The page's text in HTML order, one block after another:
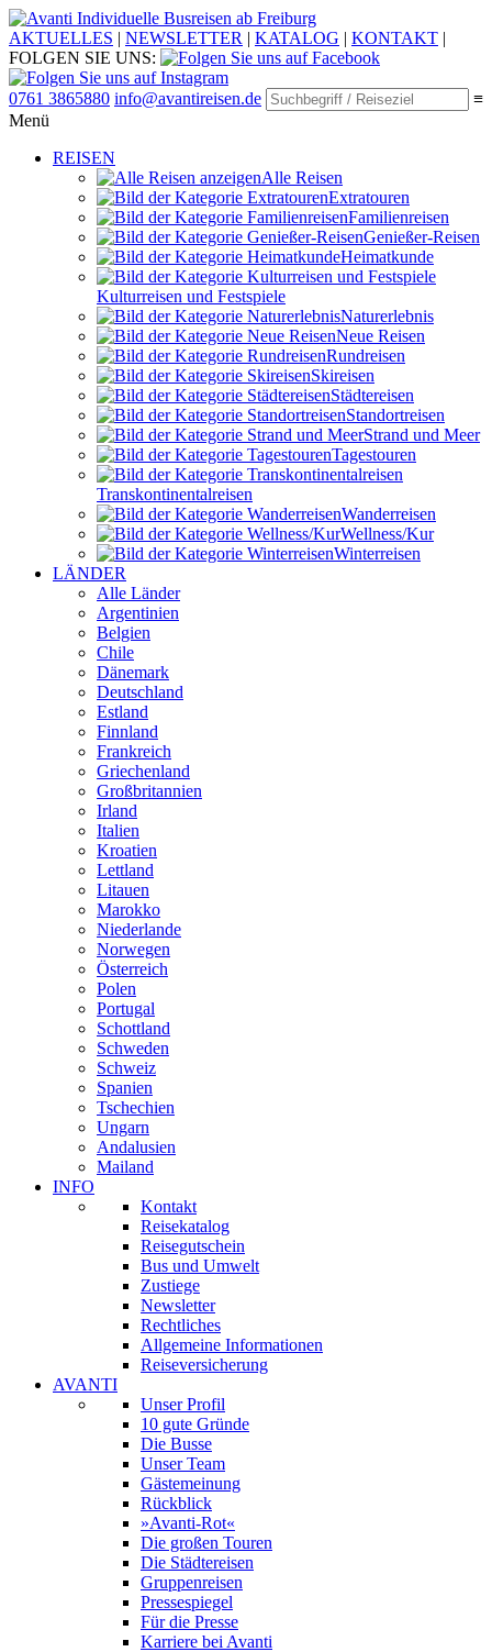
Individuelle Busreisen ab Freiburg
AKTUELLES | NEWSLETTER | KATALOG | KONTAKT |
FOLGEN SIE UNS:
0761 3865880 info@avantireisen.de
≡
Menü
REISEN
Alle Reisen
Extratouren
Familien­reisen
Genießer-Reisen
Heimatkunde
Kultur­reisen und Festspiele
Naturerlebnis
Neue Reisen
Rund­reisen
Ski­reisen
Städte­reisen
Standort­reisen
Strand und Meer
Tagestouren
Transkontinental­reisen
Wander­reisen
Wellness/Kur
Winter­reisen
LÄNDER
Alle Länder
Argentinien
Belgien
Chile
Dänemark
Deutschland
Estland
Finnland
Frankreich
Griechenland
Großbritannien
Irland
Italien
Kroatien
Lettland
Litauen
Marokko
Niederlande
Norwegen
Österreich
Polen
Portugal
Schottland
Schweden
Schweiz
Spanien
Tschechien
Ungarn
Andalusien
Mailand
INFO
Kontakt
Reisekatalog
Reisegutschein
Bus und Umwelt
Zustiege
Newsletter
Rechtliches
Allgemeine Informationen
Reiseversicherung
AVANTI
Unser Profil
10 gute Gründe
Die Busse
Unser Team
Gästemeinung
Rückblick
»Avanti-Rot«
Die großen Touren
Die Städtereisen
Gruppenreisen
Pressespiegel
Für die Presse
Karriere bei Avanti